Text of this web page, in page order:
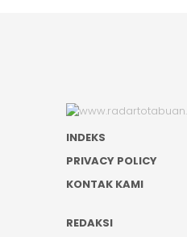
INDEKS
PRIVACY POLICY
KONTAK KAMI
REDAKSI